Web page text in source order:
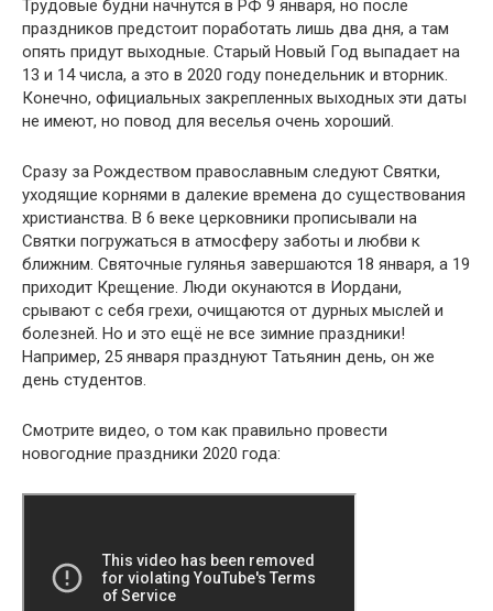
Трудовые будни начнутся в РФ 9 января, но после
праздников предстоит поработать лишь два дня, а там
опять придут выходные. Старый Новый Год выпадает на
13 и 14 числа, а это в 2020 году понедельник и вторник.
Конечно, официальных закрепленных выходных эти даты
не имеют, но повод для веселья очень хороший.
Сразу за Рождеством православным следуют Святки,
уходящие корнями в далекие времена до существования
христианства. В 6 веке церковники прописывали на
Святки погружаться в атмосферу заботы и любви к
ближним. Святочные гулянья завершаются 18 января, а 19
приходит Крещение. Люди окунаются в Иордани,
срывают с себя грехи, очищаются от дурных мыслей и
болезней. Но и это ещё не все зимние праздники!
Например, 25 января празднуют Татьянин день, он же
день студентов.
Смотрите видео, о том как правильно провести
новогодние праздники 2020 года: